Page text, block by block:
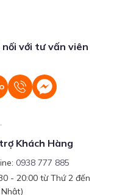
nối với tư vấn viên
Khách Hàng
0938 777 885
- 20:00 từ Thứ 2 đến